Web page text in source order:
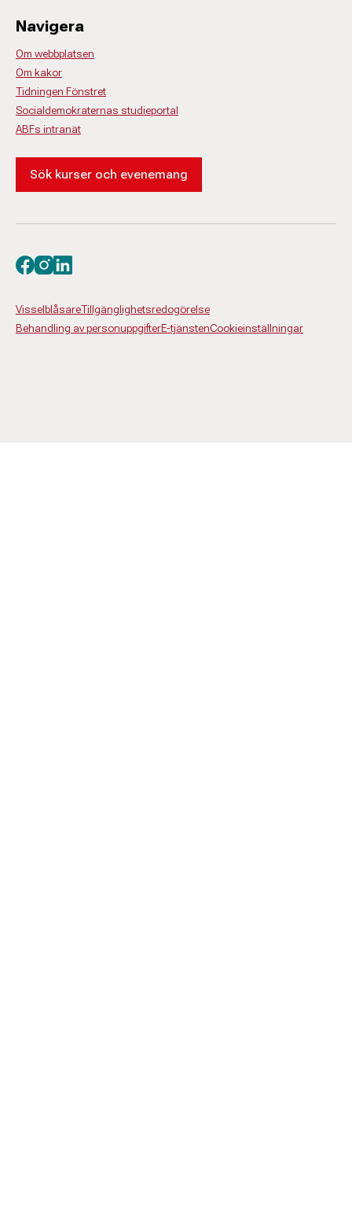
Navigera
Om webbplatsen
Om kakor
Tidningen Fönstret
Socialdemokraternas studieportal
ABFs intranät
Sök kurser och evenemang
VisselblåsareTillgänglighetsredogörelse
Behandling av personuppgifterE-tjänstenCookieinställningar
Besök oss på facebook
Besök oss på instagram
Besök oss på linkedin